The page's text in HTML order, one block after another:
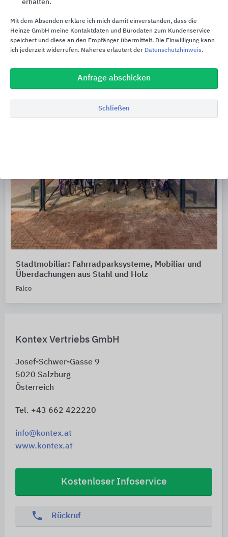
Kontex Vertriebs GmbH
Josef-Schwer-Gasse 9
5020 Salzburg
Österreich
Tel. +43 662 422220
info@kontex.at
www.kontex.at
Kostenloser Infoservice
phone Rückruf
Stadtmobiliar: Fahrradparksysteme, Mobiliar und
Überdachungen aus Stahl und Holz
Falco
erhalten.
Mit dem Absenden erkläre ich mich damit einverstanden, dass die
Heinze GmbH meine Kontaktdaten und Bürodaten zum Kundenservice
speichert und diese an den Empfänger übermittelt. Die Einwilligung kann
ich jederzeit widerrufen. Näheres erläutert der Datenschutzhinweis.
Anfrage abschicken
Schließen